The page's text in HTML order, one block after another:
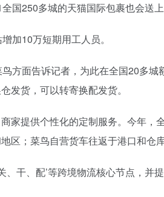
国250多城的天猫国际包裹也会送上
加10万短期用工人员。
方面告诉记者，为此在全国20多
发货，可以转寄换配发货。
家提供个性化的定制服务。今年
；菜鸟自营货车往返于港口和仓
干、配’等跨境物流核心节点，并